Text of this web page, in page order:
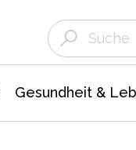
Gesundheit &